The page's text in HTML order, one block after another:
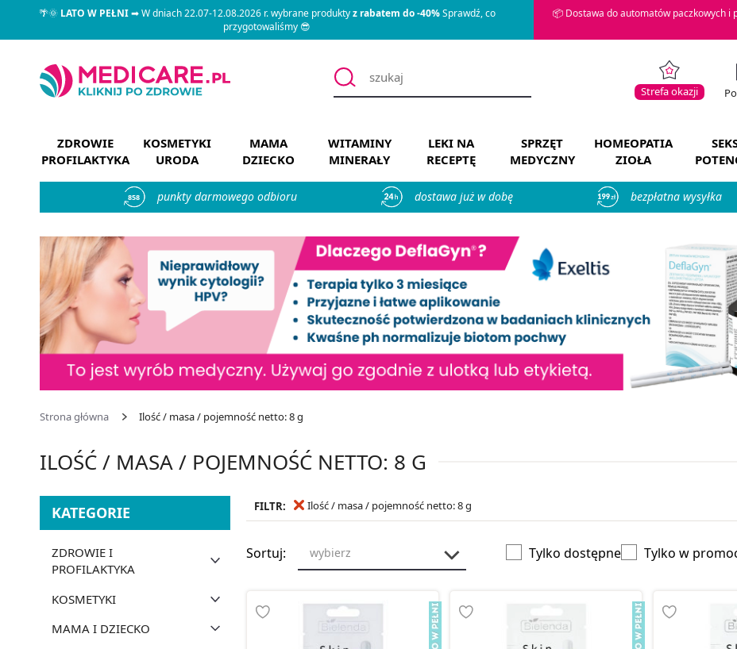
🌴🌞LATO W PEŁNI➡ W dniach 22.07-12.08.2026 r. wybrane produktyz rabatem do -40%Sprawdź, co
przygotowaliśmy 😎
📦 Dostawa do automatów paczkowych i
Strefa okazji
ZDROWIE
PROFILAKTYKA
KOSMETYKI
URODA
MAMA
DZIECKO
WITAMINY
MINERAŁY
LEKI NA
RECEPTĘ
SPRZĘT
MEDYCZNY
HOMEOPATIA
ZIOŁA
858 punkty darmowego odbioru dostawa już w dobę bezpłatna wysyłka
Strona główna Ilość / masa / pojemność netto: 8 g
ILOŚĆ / MASA / POJEMNOŚĆ NETTO: 8 G
KATEGORIE
ZDROWIE I
PROFILAKTYKA
KOSMETYKI
MAMA I DZIECKO
FILTR: Ilość / masa / pojemność netto: 8 g
Sortuj: wybierz Tylko dostępne Tylko w